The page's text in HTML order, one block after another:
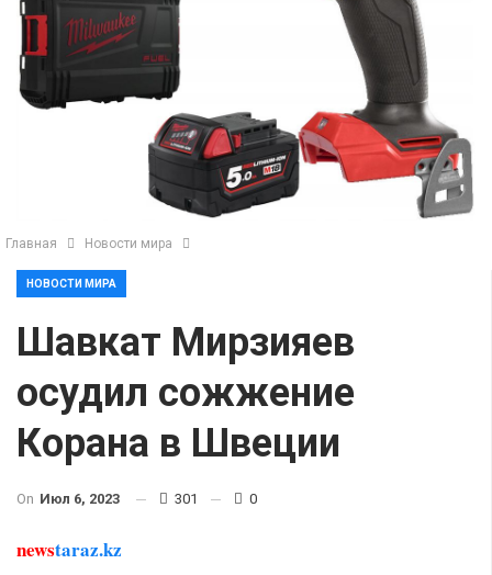
Главная Новости мира
НОВОСТИ МИРА
Шавкат Мирзияев
осудил сожжение
Корана в Швеции
On Июл 6, 2023 301 0
newstaraz.kz